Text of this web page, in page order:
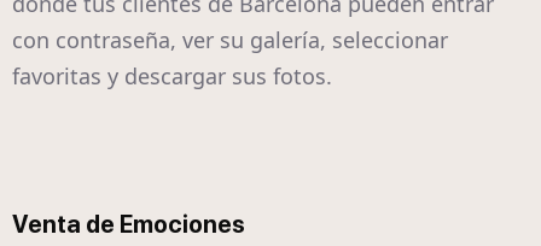
con contraseña, ver su galería, seleccionar
favoritas y descargar sus fotos.
Venta de Emociones